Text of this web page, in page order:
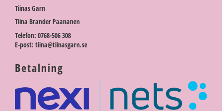
Tiinas Garn
Tiina Brander Paananen
Telefon: 0768-506 308
E-post: tiina@tiinasgarn.se
Betalning